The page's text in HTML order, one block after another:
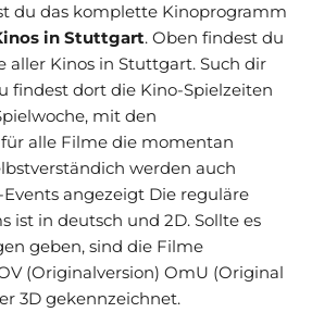
du das komplette Kinoprogramm
in Stuttgart. Oben findest du
aller Kinos in Stuttgart. Such dir
findest dort die Kino-Spielzeiten
mit den
alle Filme die momentan
werden auch
angezeigt Die reguläre
ist in deutsch und 2D. Sollte es
geben, sind die Filme
(Originalversion) OmU (Original
3D gekennzeichnet.